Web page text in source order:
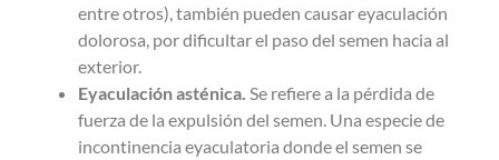
entre otros), también pueden causar eyaculación
dolorosa, por dificultar el paso del semen hacia al
exterior.
Eyaculación asténica. Se refiere a la pérdida de
fuerza de la expulsión del semen. Una especie de
incontinencia eyaculatoria donde el semen se